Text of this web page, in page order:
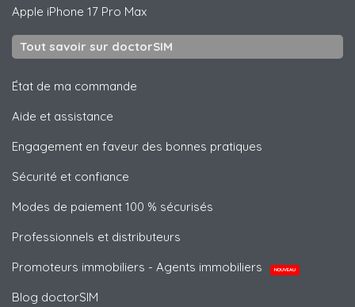
Apple iPhone 17 Pro Max
Tout savoir sur doctorSIM
État de ma commande
Aide et assistance
Engagement en faveur des bonnes pratiques
Sécurité et confiance
Modes de paiement 100 % sécurisés
Professionnels et distributeurs
Promoteurs immobiliers - Agents immobiliers
NOUVEAU
Blog doctorSIM